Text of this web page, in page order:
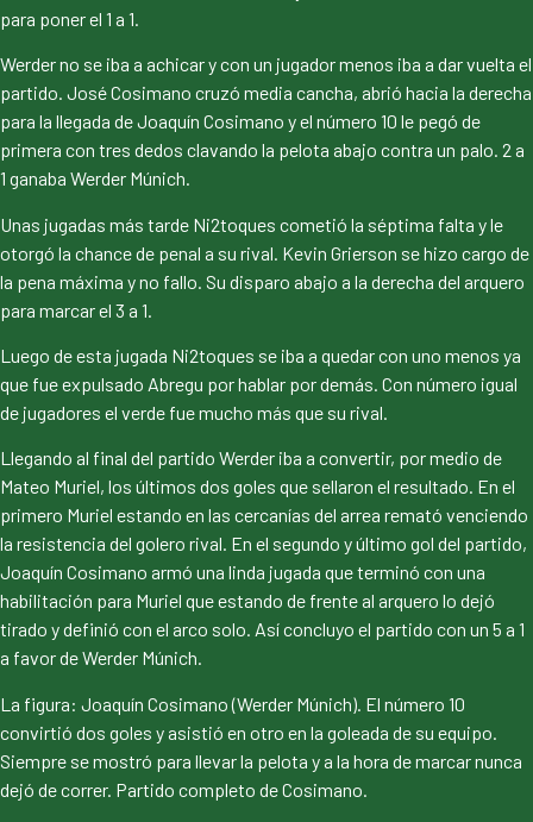
para poner el 1 a 1.
Werder no se iba a achicar y con un jugador menos iba a dar vuelta el
partido. José Cosimano cruzó media cancha, abrió hacia la derecha
para la llegada de Joaquín Cosimano y el número 10 le pegó de
primera con tres dedos clavando la pelota abajo contra un palo. 2 a
1 ganaba Werder Múnich.
Unas jugadas más tarde Ni2toques cometió la séptima falta y le
otorgó la chance de penal a su rival. Kevin Grierson se hizo cargo de
la pena máxima y no fallo. Su disparo abajo a la derecha del arquero
para marcar el 3 a 1.
Luego de esta jugada Ni2toques se iba a quedar con uno menos ya
que fue expulsado Abregu por hablar por demás. Con número igual
de jugadores el verde fue mucho más que su rival.
Llegando al final del partido Werder iba a convertir, por medio de
Mateo Muriel, los últimos dos goles que sellaron el resultado. En el
primero Muriel estando en las cercanías del arrea remató venciendo
la resistencia del golero rival. En el segundo y último gol del partido,
Joaquín Cosimano armó una linda jugada que terminó con una
habilitación para Muriel que estando de frente al arquero lo dejó
tirado y definió con el arco solo. Así concluyo el partido con un 5 a 1
a favor de Werder Múnich.
La figura: Joaquín Cosimano (Werder Múnich). El número 10
convirtió dos goles y asistió en otro en la goleada de su equipo.
Siempre se mostró para llevar la pelota y a la hora de marcar nunca
dejó de correr. Partido completo de Cosimano.